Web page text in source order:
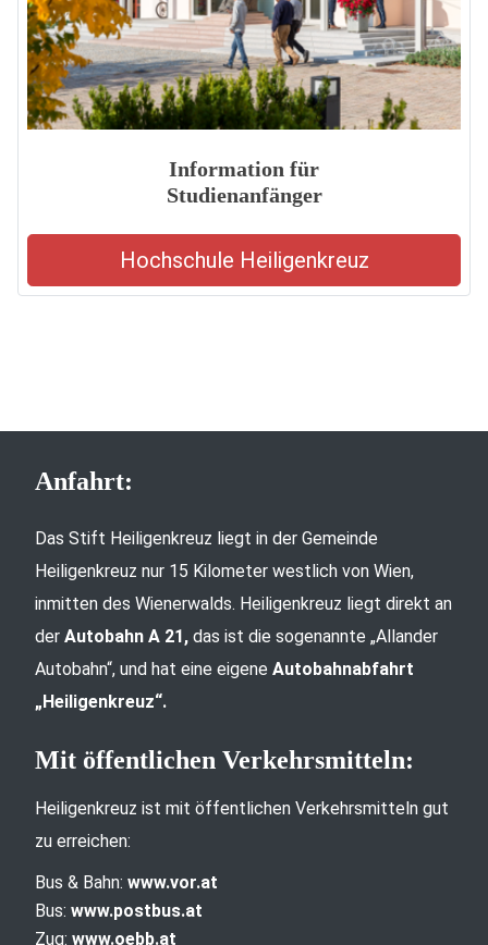
Information für
Studienanfänger
Hochschule Heiligenkreuz
Anfahrt:
Das Stift Heiligenkreuz liegt in der Gemeinde
Heiligenkreuz nur 15 Kilometer westlich von Wien,
inmitten des Wienerwalds. Heiligenkreuz liegt direkt an
der Autobahn A 21, das ist die sogenannte „Allander
Autobahn“, und hat eine eigene Autobahnabfahrt
„Heiligenkreuz“.
Mit öffentlichen Verkehrsmitteln:
Heiligenkreuz ist mit öffentlichen Verkehrsmitteln gut
zu erreichen:
Bus & Bahn: www.vor.at
Bus: www.postbus.at
Zug: www.oebb.at